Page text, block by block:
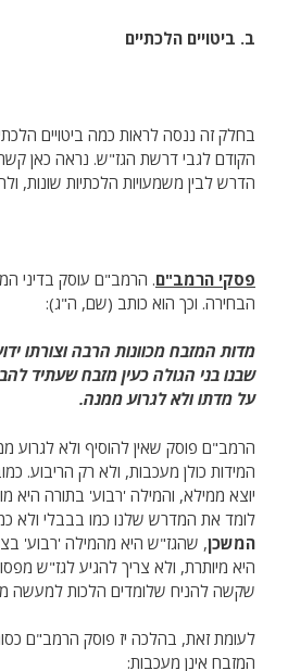
ב. ביטויים הלכתיים
בחלק זה ננסה לראות כמה ביטויים
הקודם לגבי דרשת הגז"ש. נראה כאן
הדרש לבין משמעויות הלכתיות שונות,
פסקי הרמב"ם. הרמב"ם עוסק בדיני
הבחירה. וכך הוא כותב (שם, ה"ג):
מדות המזבח מכוונות הרבה וצורתו
שבנו בני הגולה כעין מזבח שעתיד
על מדתו ולא לגרוע ממנה.
הרמב"ם פוסק שאין להוסיף ולא לגרוע
המידות כולן מעכבות, ולא רק הריבוע.
יוצא ממילא, והמילה 'רבוע' בתורה היא
לומד את המדרש שלנו כמו בבבלי ולא
המשכן, שהגז"ש היא מהמילה 'רבוע'
היא מיותרת, ולא צריך להגיע לגז"ש
שקשה להניח שלומדים הלכות למעשה
לעומת זאת, בהלכה יז פוסק הרמב"ם
המזבח אינן מעכבות: